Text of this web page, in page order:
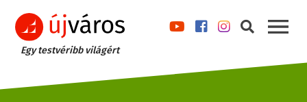
Egy testvéribb világért